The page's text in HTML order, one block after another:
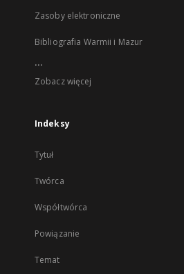
Zasoby elektroniczne
Bibliografia Warmii i Mazur
...
Zobacz więcej
Indeksy
Tytuł
Twórca
Współtwórca
Powiązanie
Temat